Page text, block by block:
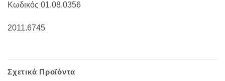
Κωδικός 01.08.0356
2011.6745
Σχετικά Προϊόντα